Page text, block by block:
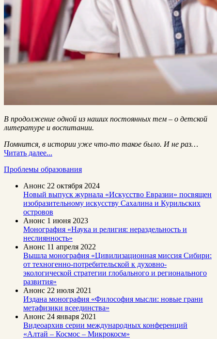
В продолжение одной из наших постоянных тем – о детской
литературе и воспитании.
Помнится, в истории уже что-то такое было. И не раз…
Читать далее...
Проблемы образования
Анонс 22 октября 2024
Новый выпуск журнала «Искусство Евразии» посвящен
изобразительному искусству Сахалина и Курильских
островов
Анонс 1 июня 2023
Монография «Наука и религия: нераздельность и
неслиянность»
Анонс 11 апреля 2022
Вышла монография «Цивилизационная миссия Сибири:
от техногенно-потребительской к духовно-
экологической стратегии глобального и регионального
развития»
Анонс 22 июля 2021
Издана монография «Философия мысли: новые грани
метафизики всеединства»
Анонс 24 января 2021
Видеоархив серии международных конференций
«Алтай – Космос – Микрокосм»